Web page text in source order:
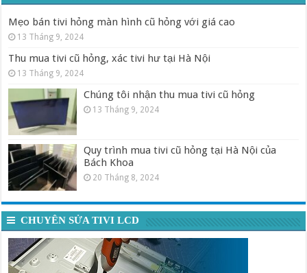
Mẹo bán tivi hỏng màn hình cũ hỏng với giá cao
13 Tháng 9, 2024
Thu mua tivi cũ hỏng, xác tivi hư tại Hà Nội
13 Tháng 9, 2024
Chúng tôi nhận thu mua tivi cũ hỏng
13 Tháng 9, 2024
Quy trình mua tivi cũ hỏng tại Hà Nội của
Bách Khoa
20 Tháng 8, 2024
CHUYÊN SỬA TIVI LCD